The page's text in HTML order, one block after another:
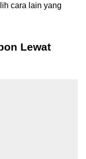
cara lain yang
Lewat